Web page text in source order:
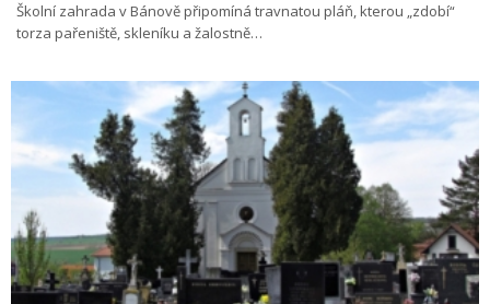
Školní zahrada v Bánově připomíná travnatou pláň, kterou „zdobí“
torza pařeniště, skleníku a žalostně…